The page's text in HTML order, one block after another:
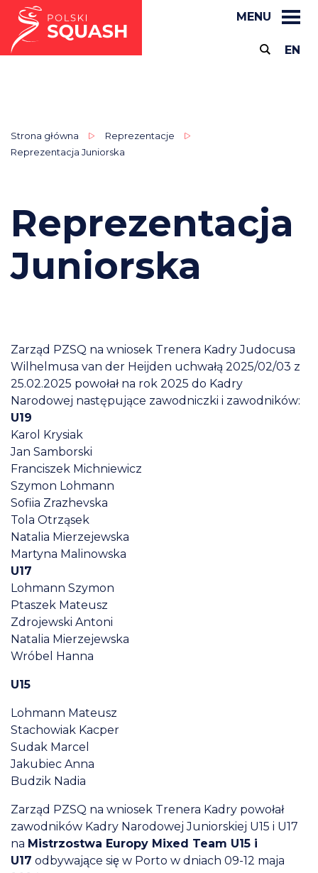
MENU
EN
Strona główna
Reprezentacje
Reprezentacja Juniorska
Reprezentacja
Juniorska
Zarząd PZSQ na wniosek Trenera Kadry Judocusa
Wilhelmusa van der Heijden uchwałą 2025/02/03 z
25.02.2025 powołał na rok 2025 do Kadry
Narodowej następujące zawodniczki i zawodników:
U19
Karol Krysiak
Jan Samborski
Franciszek Michniewicz
Szymon Lohmann
Sofiia Zrazhevska
Tola Otrząsek
Natalia Mierzejewska
Martyna Malinowska
U17
Lohmann Szymon
Ptaszek Mateusz
Zdrojewski Antoni
Natalia Mierzejewska
Wróbel Hanna
U15
Lohmann Mateusz
Stachowiak Kacper
Sudak Marcel
Jakubiec Anna
Budzik Nadia
Zarząd PZSQ na wniosek Trenera Kadry powołał
zawodników Kadry Narodowej Juniorskiej U15 i U17
na Mistrzostwa Europy Mixed Team U15 i
U17 odbywające się w Porto w dniach 09-12 maja